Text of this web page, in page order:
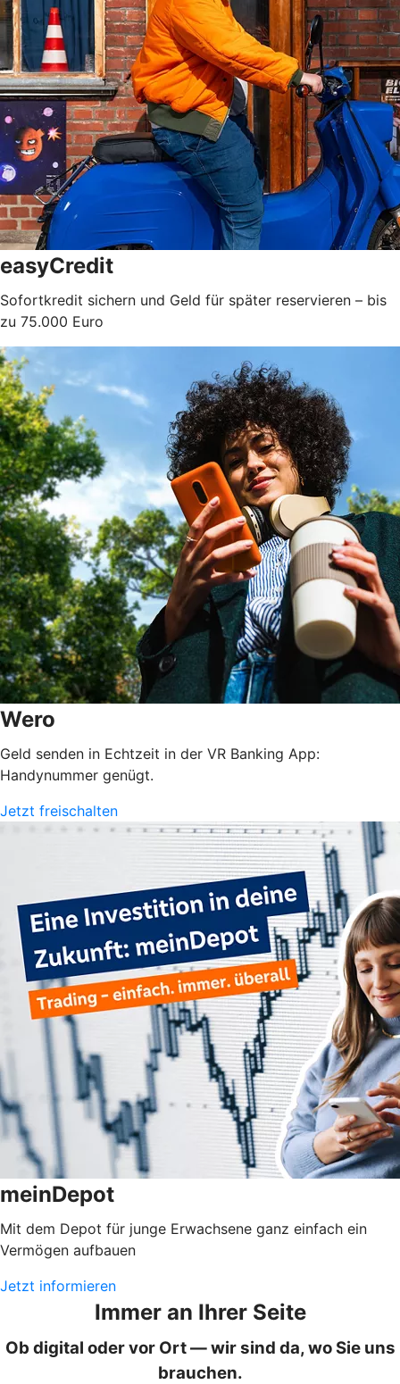
easyCredit
Sofortkredit sichern und Geld für später reservieren – bis
zu 75.000 Euro
Wero
Geld senden in Echtzeit in der VR Banking App:
Handynummer genügt.
Jetzt freischalten
meinDepot
Mit dem Depot für junge Erwachsene ganz einfach ein
Vermögen aufbauen
Jetzt informieren
Immer an Ihrer Seite
Ob digital oder vor Ort — wir sind da, wo Sie uns
brauchen.